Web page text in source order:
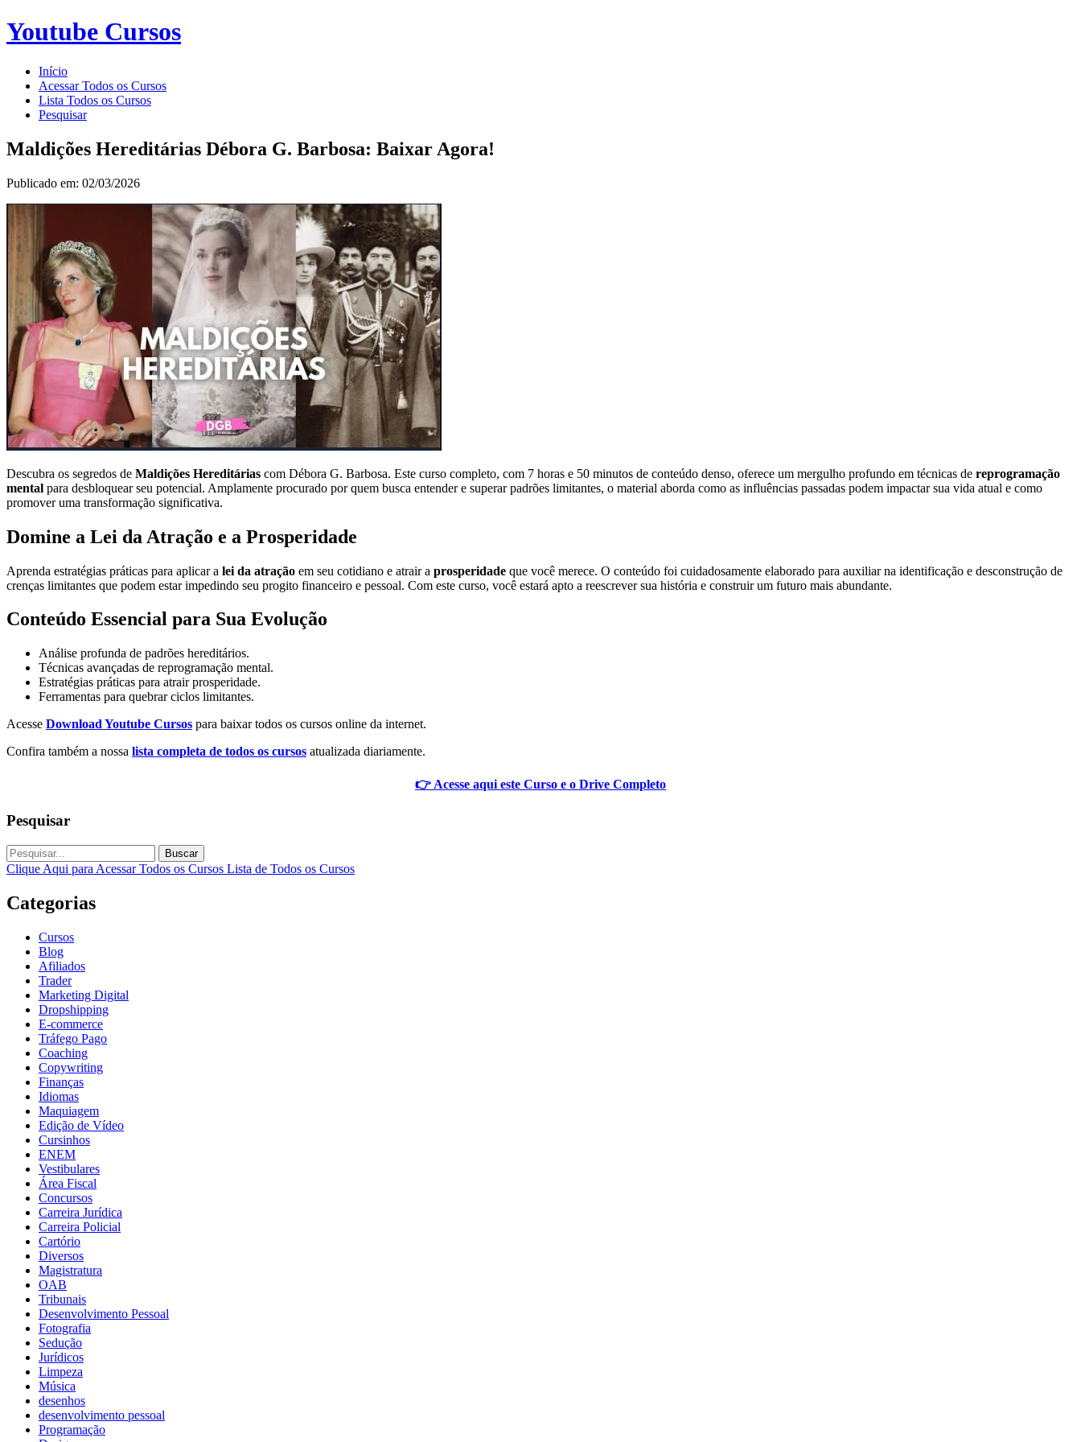
Youtube Cursos
Início
Acessar Todos os Cursos
Lista Todos os Cursos
Pesquisar
Maldições Hereditárias Débora G. Barbosa: Baixar Agora!
Publicado em: 02/03/2026
Descubra os segredos de Maldições Hereditárias com Débora G. Barbosa. Este curso completo, com 7 horas e 50 minutos de conteúdo denso, oferece um mergulho profundo em técnicas de reprogramação
mental para desbloquear seu potencial. Amplamente procurado por quem busca entender e superar padrões limitantes, o material aborda como as influências passadas podem impactar sua vida atual e como
promover uma transformação significativa.
Domine a Lei da Atração e a Prosperidade
Aprenda estratégias práticas para aplicar a lei da atração em seu cotidiano e atrair a prosperidade que você merece. O conteúdo foi cuidadosamente elaborado para auxiliar na identificação e desconstrução de
crenças limitantes que podem estar impedindo seu progito financeiro e pessoal. Com este curso, você estará apto a reescrever sua história e construir um futuro mais abundante.
Conteúdo Essencial para Sua Evolução
Análise profunda de padrões hereditários.
Técnicas avançadas de reprogramação mental.
Estratégias práticas para atrair prosperidade.
Ferramentas para quebrar ciclos limitantes.
Acesse Download Youtube Cursos para baixar todos os cursos online da internet.
Confira também a nossa lista completa de todos os cursos atualizada diariamente.
👉 Acesse aqui este Curso e o Drive Completo
Pesquisar
Buscar
Clique Aqui para Acessar Todos os Cursos Lista de Todos os Cursos
Categorias
Cursos
Blog
Afiliados
Trader
Marketing Digital
Dropshipping
E-commerce
Tráfego Pago
Coaching
Copywriting
Finanças
Idiomas
Maquiagem
Edição de Vídeo
Cursinhos
ENEM
Vestibulares
Área Fiscal
Concursos
Carreira Jurídica
Carreira Policial
Cartório
Diversos
Magistratura
OAB
Tribunais
Desenvolvimento Pessoal
Fotografia
Sedução
Jurídicos
Limpeza
Música
desenhos
desenvolvimento pessoal
Programação